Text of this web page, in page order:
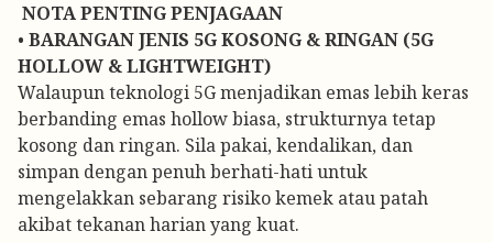
NOTA PENTING PENJAGAAN
• BARANGAN JENIS 5G KOSONG & RINGAN (5G
HOLLOW & LIGHTWEIGHT)
Walaupun teknologi 5G menjadikan emas lebih keras
berbanding emas hollow biasa, strukturnya tetap
kosong dan ringan. Sila pakai, kendalikan, dan
simpan dengan penuh berhati-hati untuk
mengelakkan sebarang risiko kemek atau patah
akibat tekanan harian yang kuat.